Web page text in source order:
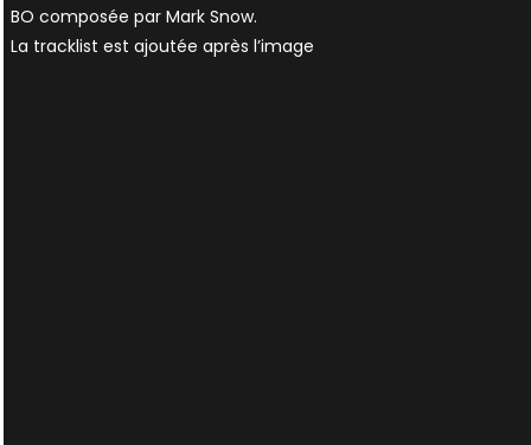
BO composée par Mark Snow.
La tracklist est ajoutée après l’image